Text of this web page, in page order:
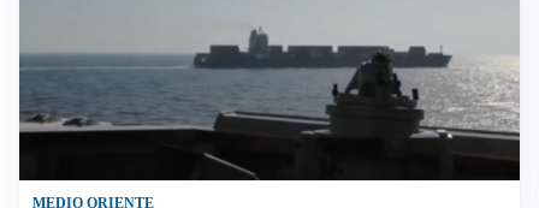
MEDIO ORIENTE